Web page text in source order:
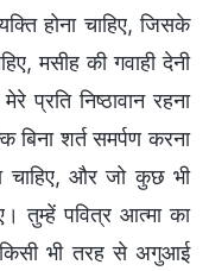
होना चाहिए, जिसके
मसीह की गवाही देनी
प्रति निष्ठावान रहना
बिना शर्त समर्पण करना
चाहिए, और जो कुछ भी
तुम्हें पवित्र आत्मा का
किसी भी तरह से अगुआई